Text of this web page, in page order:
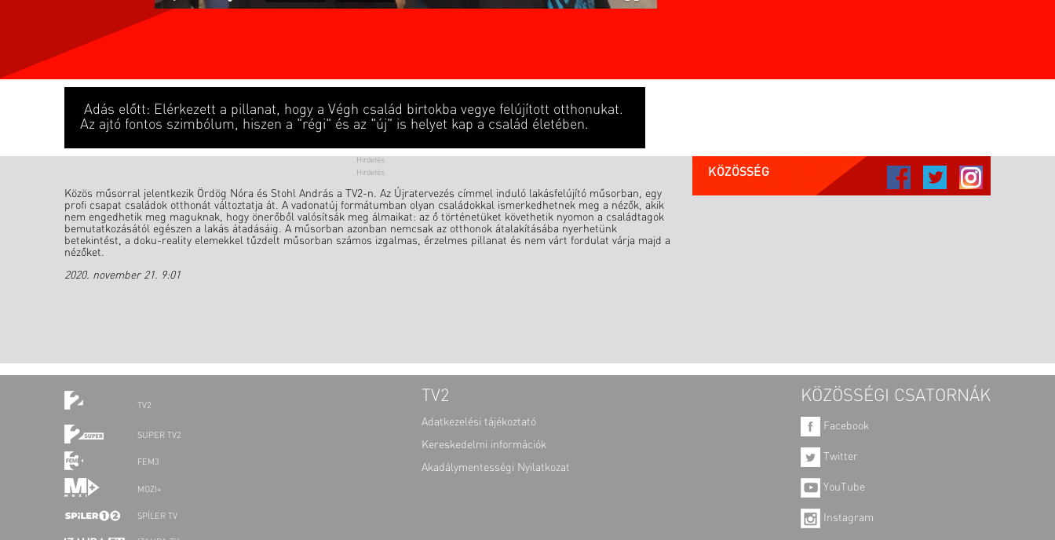
Adás előtt: Elérkezett a pillanat, hogy a Végh család birtokba vegye felújított otthonukat.
Az ajtó fontos szimbólum, hiszen a "régi" és az "új" is helyet kap a család életében.
Közös műsorral jelentkezik Ördög Nóra és Stohl András a TV2-n. Az Újratervezés címmel induló lakásfelújító műsorban, egy
profi csapat családok otthonát változtatja át. A vadonatúj formátumban olyan családokkal ismerkedhetnek meg a nézők, akik
nem engedhetik meg maguknak, hogy önerőből valósítsák meg álmaikat: az ő történetüket követhetik nyomon a családtagok
bemutatkozásától egészen a lakás átadásáig. A műsorban azonban nemcsak az otthonok átalakításába nyerhetünk
betekintést, a doku-reality elemekkel tűzdelt műsorban számos izgalmas, érzelmes pillanat és nem várt fordulat várja majd a
nézőket.
2020. november 21. 9:01
KÖZÖSSÉG
TV2
SUPER TV2
FEM3
MOZI+
SPÍLER TV
TV2
Adatkezelési tájékoztató
Kereskedelmi információk
Akadálymentességi Nyilatkozat
KÖZÖSSÉGI CSATORNÁK
Facebook
Twitter
YouTube
Instagram